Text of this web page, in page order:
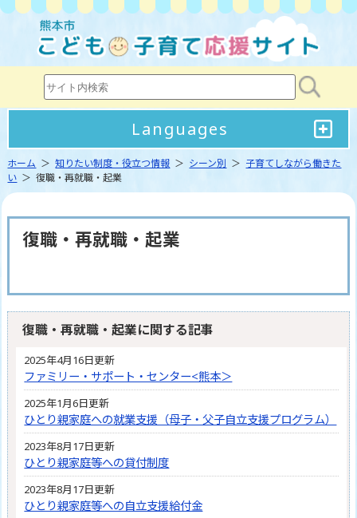
Languages
ホーム ＞知りたい制度・役立つ情報 ＞ シーン別 ＞ 子育てしながら働きた
い ＞ 復職・再就職・起業
復職・再就職・起業
復職・再就職・起業に関する記事
2025年4月16日更新
ファミリー・サポート・センター<熊本＞
2025年1月6日更新
ひとり親家庭への就業支援（母子・父子自立支援プログラム）
2023年8月17日更新
ひとり親家庭等への貸付制度
2023年8月17日更新
ひとり親家庭等への自立支援給付金